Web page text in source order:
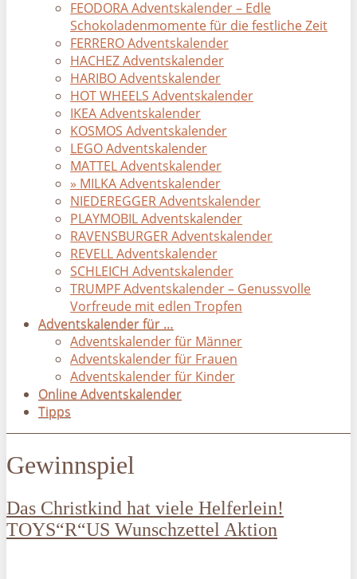
FEODORA Adventskalender – Edle
Schokoladenmomente für die festliche Zeit
FERRERO Adventskalender
HACHEZ Adventskalender
HARIBO Adventskalender
HOT WHEELS Adventskalender
IKEA Adventskalender
KOSMOS Adventskalender
LEGO Adventskalender
MATTEL Adventskalender
» MILKA Adventskalender
NIEDEREGGER Adventskalender
PLAYMOBIL Adventskalender
RAVENSBURGER Adventskalender
REVELL Adventskalender
SCHLEICH Adventskalender
TRUMPF Adventskalender – Genussvolle
Vorfreude mit edlen Tropfen
Adventskalender für …
Adventskalender für Männer
Adventskalender für Frauen
Adventskalender für Kinder
Online Adventskalender
Tipps
Gewinnspiel
Das Christkind hat viele Helferlein!
TOYS“R“US Wunschzettel Aktion